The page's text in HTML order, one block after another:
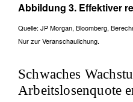
Abbildung 3. Effektiver
Quelle: JP Morgan, Bloomberg,
Nur zur Veranschaulichung.
Schwaches
Arbeitslosenquote